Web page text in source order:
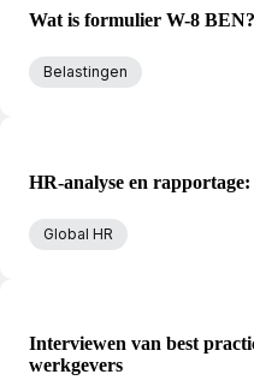
Wat is formulier W-8 BEN?
Belastingen
HR-analyse en
Global HR
Interviewen van best
werkgevers